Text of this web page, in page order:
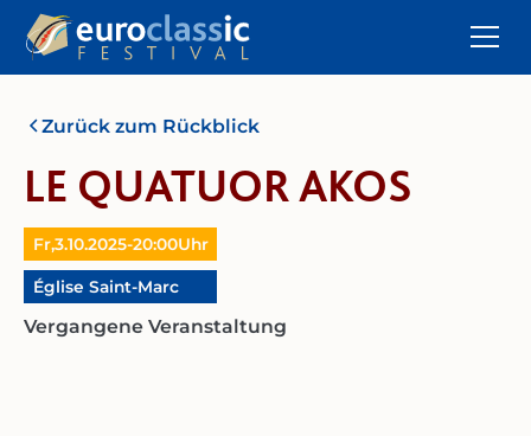
Zurück zum Rückblick
LE QUATUOR AKOS
Fr,3.10.2025-20:00Uhr
Église Saint-Marc
Vergangene Veranstaltung